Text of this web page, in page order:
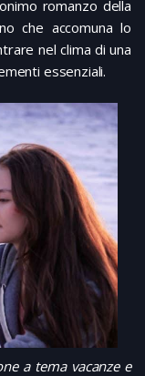
romanzo della
che accomuna lo
nel clima di una
essenziali.
a tema vacanze e